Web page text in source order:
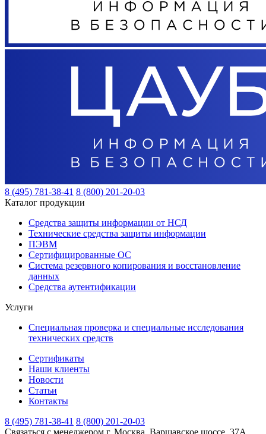
8 (495) 781-38-41 8 (800) 201-20-03
Каталог продукции
Средства защиты информации от НСД
Технические средства защиты информации
ПЭВМ
Сертифицированные ОС
Система резервного копирования и восстановление
данных
Средства аутентификации
Услуги
Специальная проверка и специальные исследования
технических средств
Сертификаты
Наши клиенты
Новости
Статьи
Контакты
8 (495) 781-38-41 8 (800) 201-20-03
Связаться с менеджером г. Москва, Варшавское шоссе, 37А